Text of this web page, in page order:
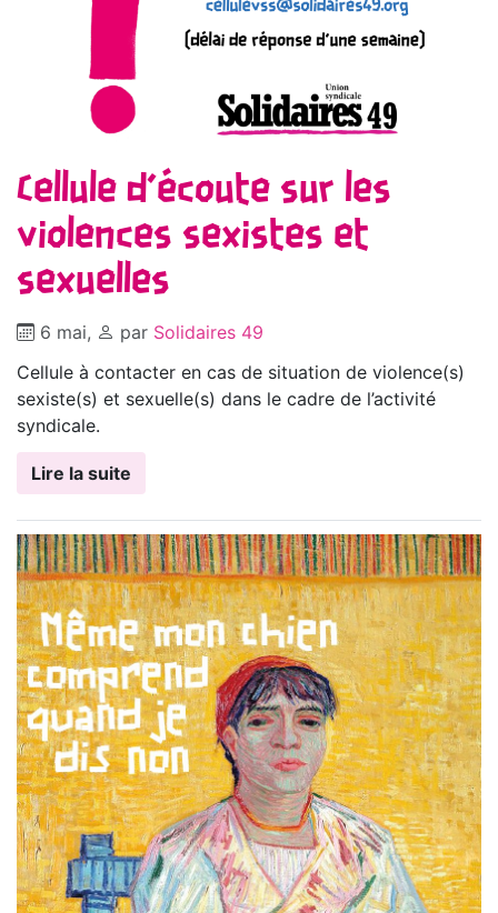
Cellule d’écoute sur les
violences sexistes et
sexuelles
6 mai, par Solidaires 49
Cellule à contacter en cas de situation de violence(s)
sexiste(s) et sexuelle(s) dans le cadre de l’activité
syndicale.
Lire la suite